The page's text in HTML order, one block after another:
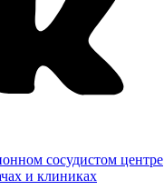
сосудистом центре
и клиниках